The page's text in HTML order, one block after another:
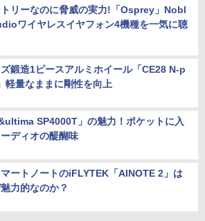
リーなのに脅威の実力!「Osprey」Nobl
ワイヤレスイヤフォン4機種を一気に聴
鍛造1ピースアルミホイール「CE28 N-p
軽量なままに剛性を向上
SP4000T」の魅力！ポケットに入
ディオの醍醐味
ートノートのiFLYTEK「AINOTE 2」は
力的なのか？